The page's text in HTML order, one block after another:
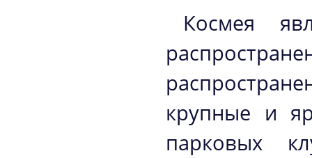
Космея
крупные и
парковых